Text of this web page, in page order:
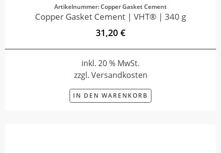
Artikelnummer: Copper Gasket Cement
Copper Gasket Cement | VHT® | 340 g
31,20 €
inkl. 20 % MwSt.
zzgl. Versandkosten
IN DEN WARENKORB